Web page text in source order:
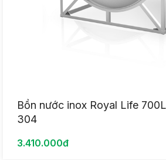
Bồn nước inox Royal Life
304
3.410.000đ